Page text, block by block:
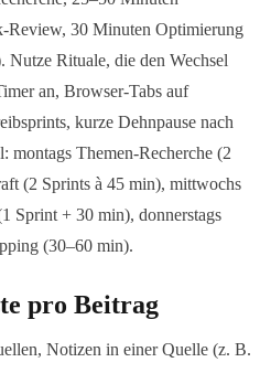
Review, 30 Minuten Optimierung
Rituale, die den Wechsel
an, Browser-Tabs auf
kurze Dehnpause nach
montags Themen-Recherche (2
(2 Sprints à 45 min), mittwochs
Sprint + 30 min), donnerstags
(30–60 min).
pro Beitrag
Notizen in einer Quelle (z. B.